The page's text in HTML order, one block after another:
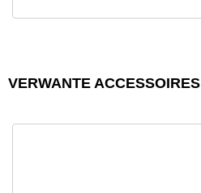
VERWANTE ACCESSOIRES